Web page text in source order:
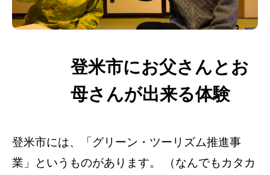
登米市にお父さんとお
母さんが出来る体験
登米市には、「グリーン・ツーリズム推進事
業」というものがあります。 （なんでもカタカ